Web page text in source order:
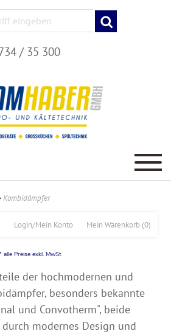
/ 35 300
Kombidämpfer
Mein Warenkorb (0)
Login/Mein Konto
alle Preise exkl. MwSt.
der hochmodernen und
besonders bekannte
und Convotherm", beide
modernes Design und